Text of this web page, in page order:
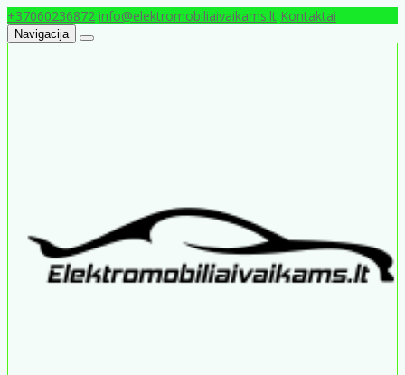
+37060236872 info@elektromobiliaivaikams.lt Kontaktai
Navigacija